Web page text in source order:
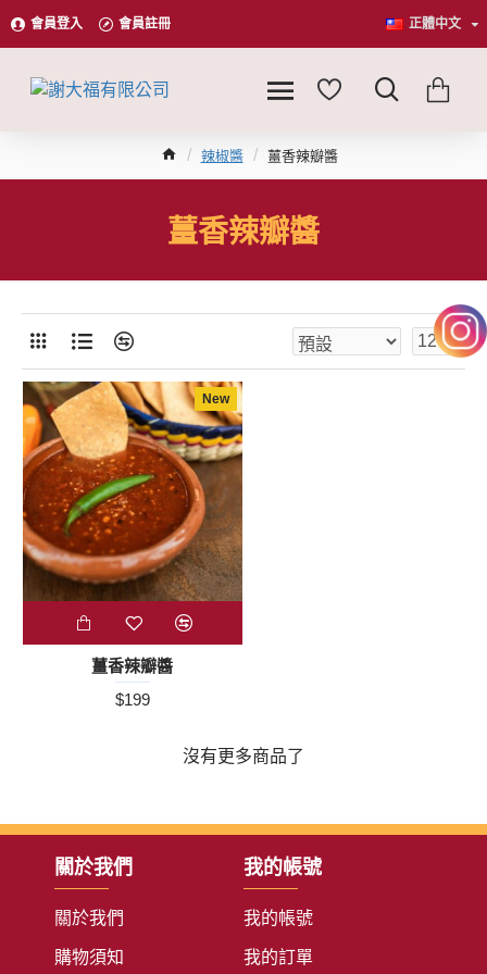
會員登入 會員註冊 正體中文
辣椒醬 薑香辣瓣醬
薑香辣瓣醬
New
薑香辣瓣醬
$199
沒有更多商品了
關於我們
關於我們
購物須知
我的帳號
我的帳號
我的訂單